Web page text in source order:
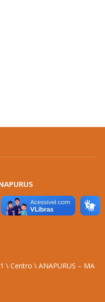
08:00 às 14:00
\ Centro \ ANAPURUS – MA